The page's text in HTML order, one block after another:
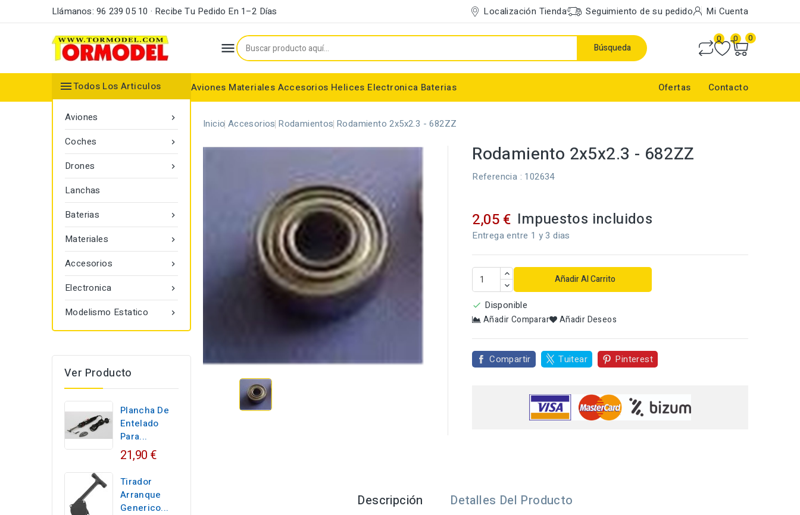
Llámanos: 96 239 05 10 · Recibe Tu Pedido En 1–2 Días Localización Tienda Seguimiento de su pedido Mi Cuenta
 Búsqueda
0 0 0
Aviones Materiales Accesorios Helices Electronica Baterias Ofertas Contacto
Todos Los Articulos

Aviones

Coches

Drones
Lanchas

Baterias

Materiales

Accesorios

Electronica

Modelismo Estatico
Ver Producto
Plancha De
Entelado
Para...
21,90 €
Tirador
Arranque
Generico...
Inicio Accesorios Rodamientos Rodamiento 2x5x2.3 - 682ZZ
Rodamiento 2x5x2.3 - 682ZZ
Referencia : 102634
2,05 € Impuestos incluidos
Entrega entre 1 y 3 dias
Añadir Al Carrito
 Disponible
Añadir Comparar Añadir Deseos
Compartir Tuitear Pinterest
Descripción Detalles Del Producto